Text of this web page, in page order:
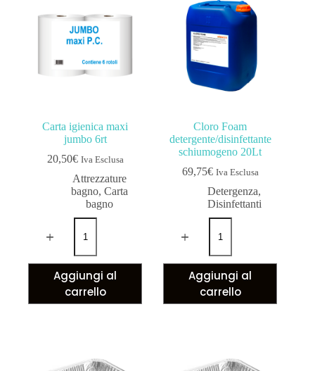
Carta igienica maxi
jumbo 6rt
20,50€ Iva Esclusa
Attrezzature
bagno, Carta
bagno
Aggiungi al
carrello
Cloro Foam
detergente/disinfettante
schiumogeno 20Lt
69,75€ Iva Esclusa
Detergenza,
Disinfettanti
Aggiungi al
carrello